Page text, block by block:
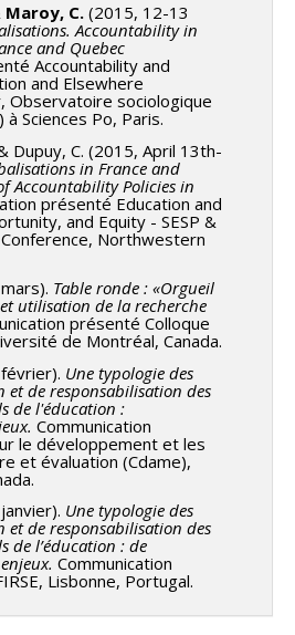
Maroy, C. (2015, 12-13
Accountability in
and Quebec
Accountability and
and Elsewhere
Observatoire sociologique
à Sciences Po, Paris.
Dupuy, C. (2015, April 13th-
in France and
Accountability Policies in
présenté Education and
and Equity - SESP &
Northwestern
Table ronde : «Orgueil
utilisation de la recherche
présenté Colloque
de Montréal, Canada.
Une typologie des
de responsabilisation des
de l'éducation :
Communication
le développement et les
et évaluation (Cdame),
Une typologie des
et de responsabilisation des
de l’éducation : de
Communication
Lisbonne, Portugal.